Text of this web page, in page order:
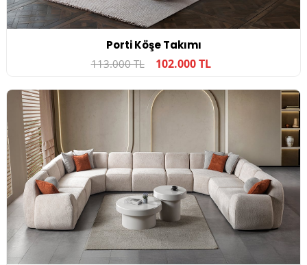
Porti Köşe Takımı
113.000 TL 102.000 TL